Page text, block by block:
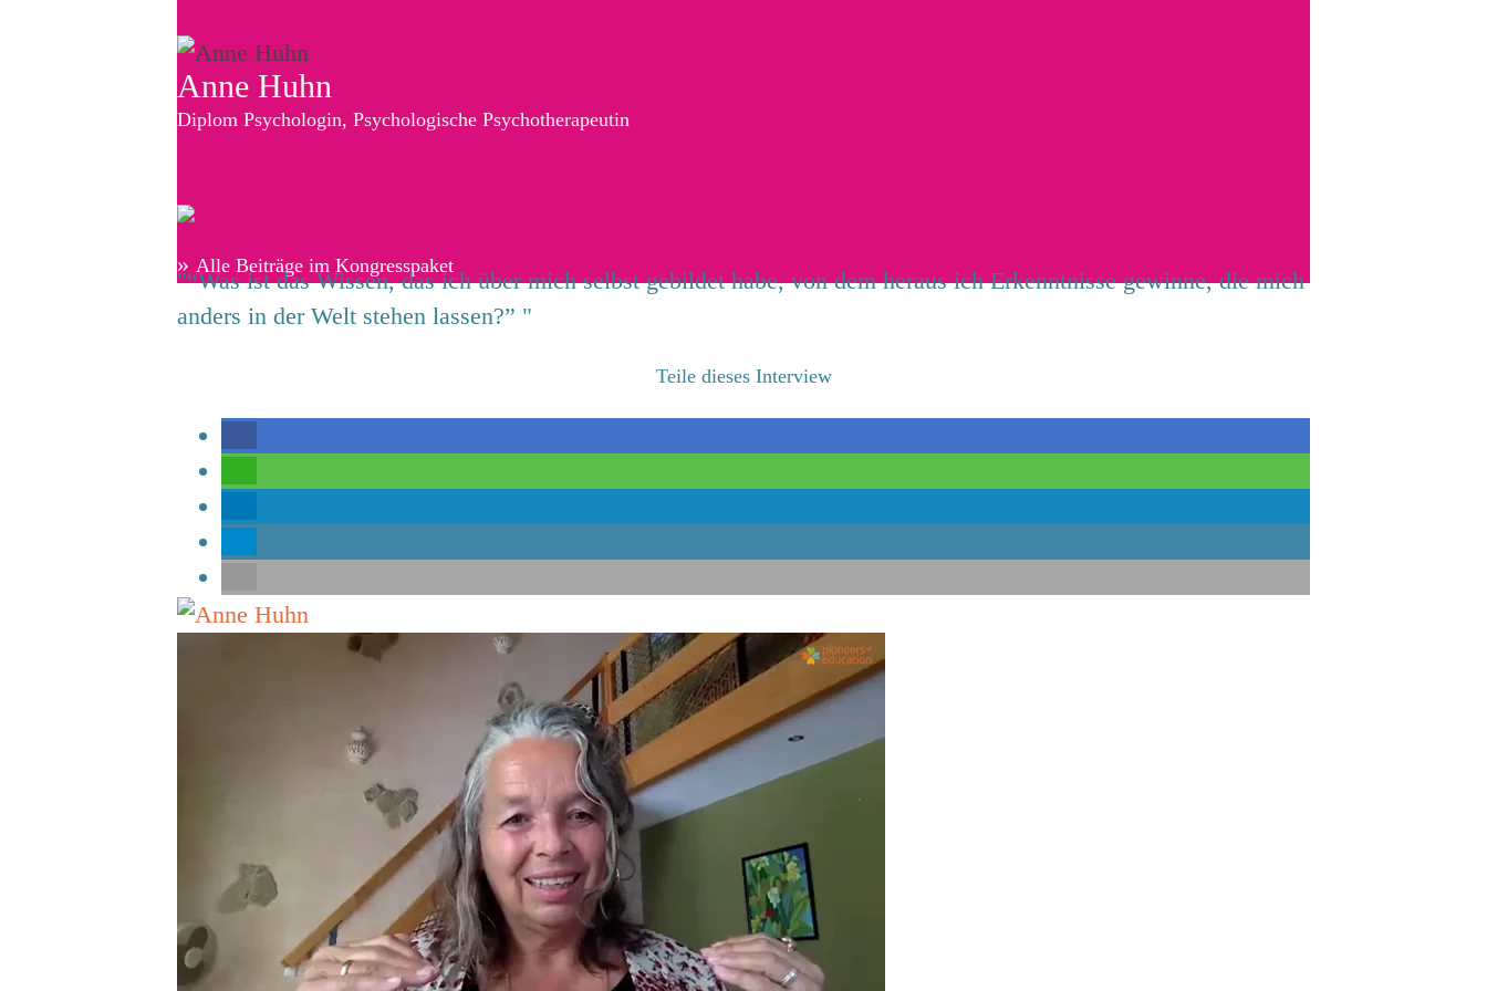
Anne Huhn
Diplom Psychologin, Psychologische Psychotherapeutin
» Alle Beiträge im Kongresspaket
"“Was ist das Wissen, das ich über mich selbst gebildet habe, von dem heraus ich Erkenntnisse gewinne, die mich
anders in der Welt stehen lassen?” "
Teile dieses Interview